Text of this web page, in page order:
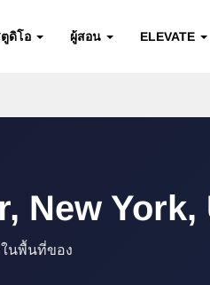
ดิโอ ผู้สอน ELEVATE
New York,
นพื้นที่ของ